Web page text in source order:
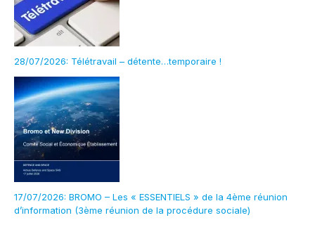
28/07/2026: Télétravail – détente…temporaire !
17/07/2026: BROMO – Les « ESSENTIELS » de la 4ème réunion
d’information (3ème réunion de la procédure sociale)